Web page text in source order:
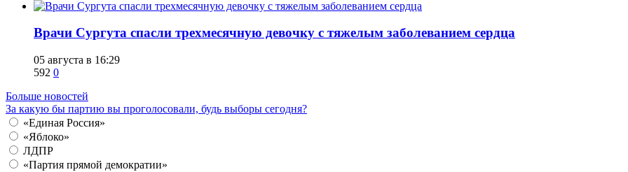
​Врачи Сургута спасли трехмесячную девочку с тяжелым заболеванием сердца
05 августа в 16:29
592 0
Больше новостей
За какую бы партию вы проголосовали, будь выборы сегодня?
«Единая Россия»
«Яблоко»
ЛДПР
«Партия прямой демократии»